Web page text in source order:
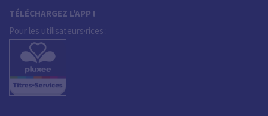
TÉLÉCHARGEZ L'APP !
Pour les utilisateurs·rices :